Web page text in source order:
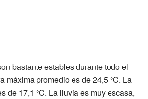
bastante estables durante todo el
máxima promedio es de 24,5 °C. La
de 17,1 °C. La lluvia es muy escasa,